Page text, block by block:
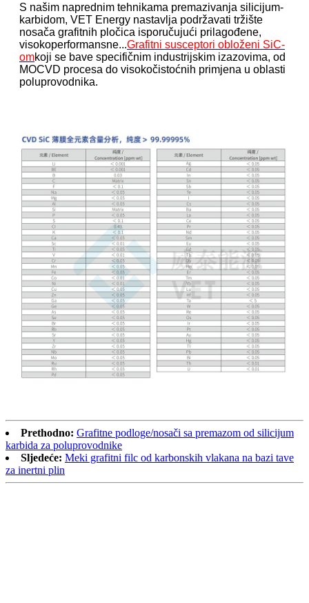
S našim naprednim tehnikama premazivanja silicijum-
karbidom, VET Energy nastavlja podržavati tržište
nosača grafitnih pločica isporučujući prilagođene,
visokoperformansne...Grafitni susceptori obloženi SiC-
omkoji se bave specifičnim industrijskim izazovima, od
MOCVD procesa do visokočistoćnih primjena u oblasti
poluprovodnika.
Prethodno: Grafitne podloge/nosači sa premazom od silicijum
karbida za poluprovodnike
Sljedeće: Meki grafitni filc od karbonskih vlakana na bazi tave
za inertni plin